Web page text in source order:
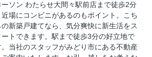
ーソン わたらせ大間々駅前店まで徒歩2分
近場にコンビニがあるのもポイント。こち
の新築戸建てなら、気分爽快に新生活をス
ートできます。駅まで徒歩3分の好立地で
。当社のスタッフがみどり市にある不動産